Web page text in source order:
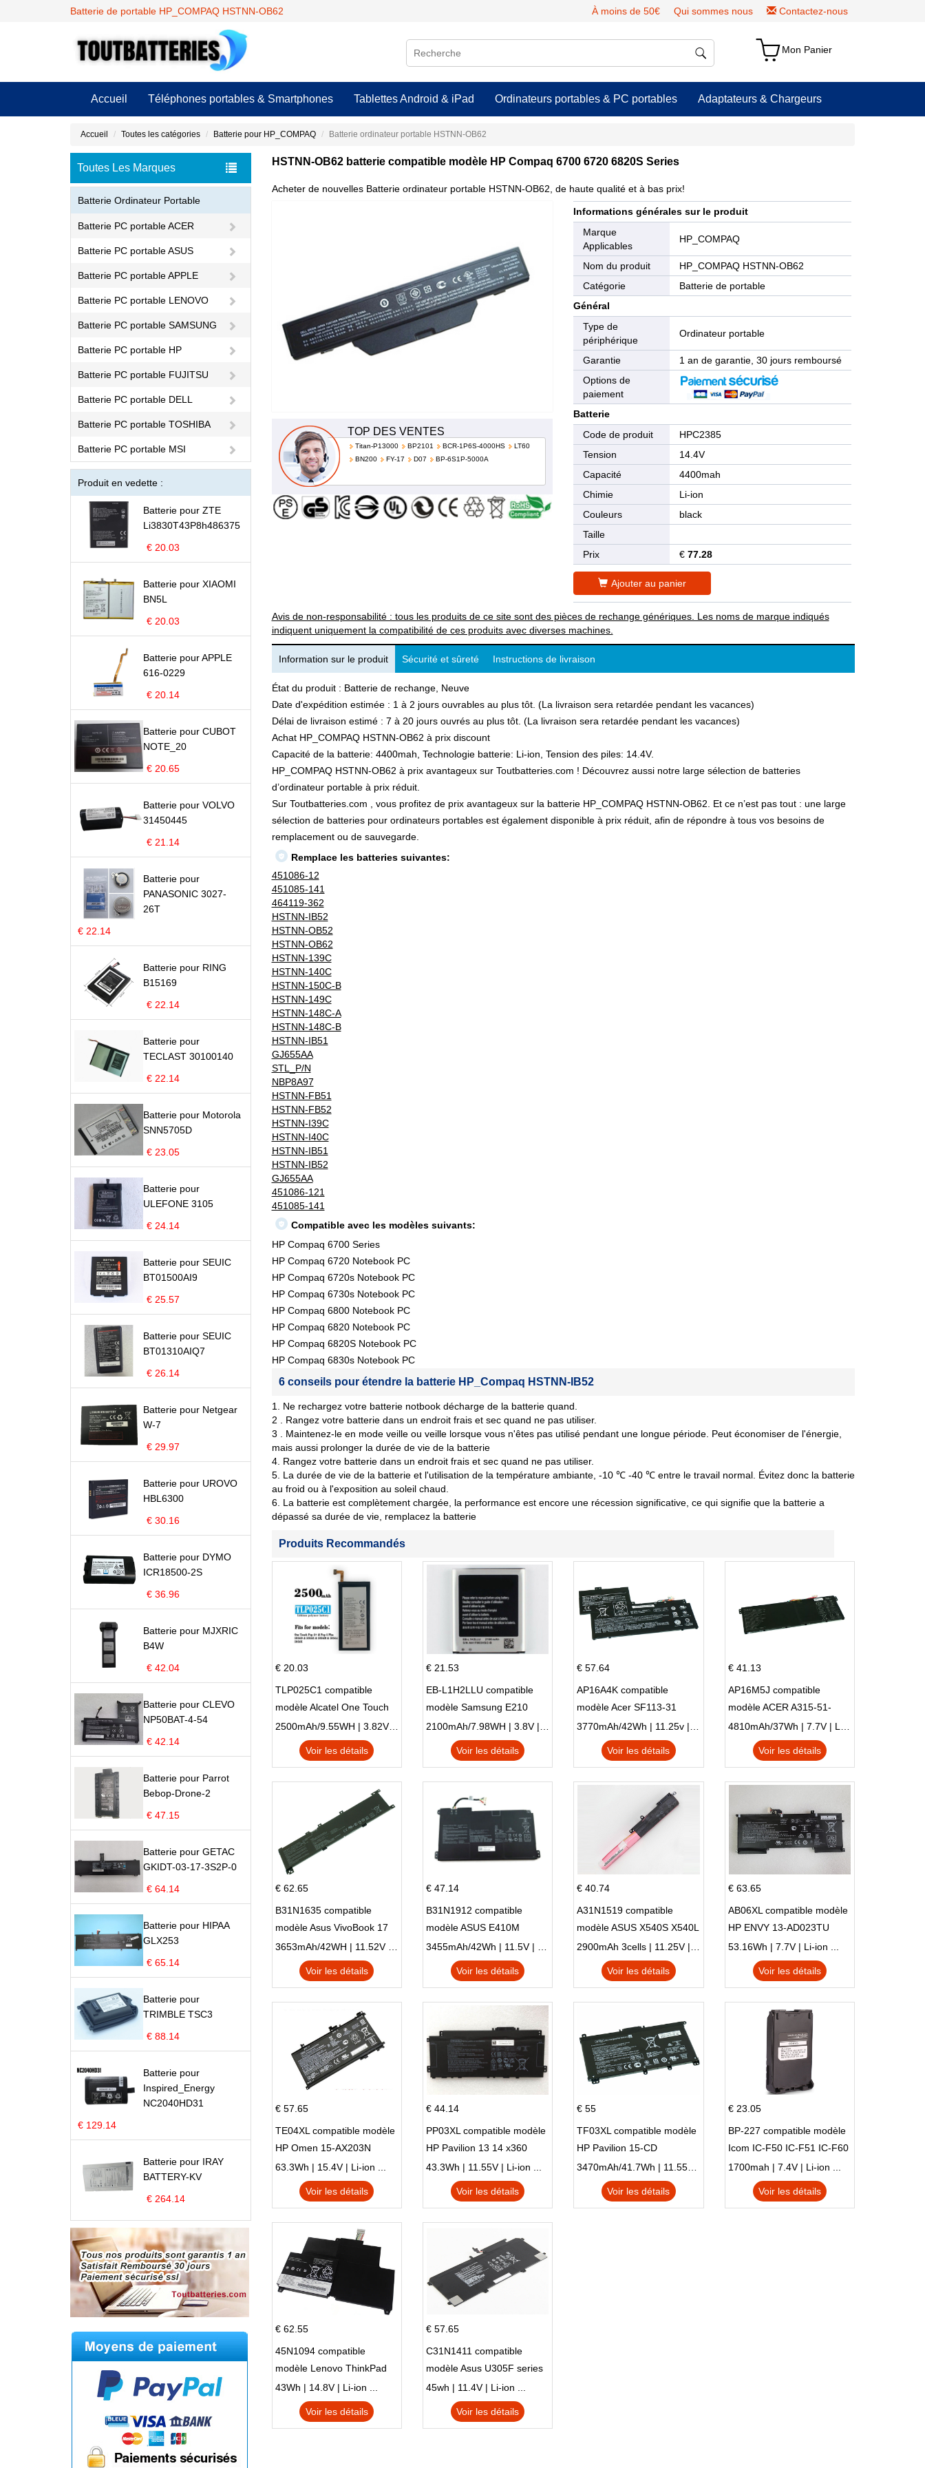
Batterie de portable HP_COMPAQ HSTNN-OB62 À moins de 50€ Qui sommes nous Contactez-nous
Mon Panier
Accueil Téléphones portables & Smartphones Tablettes Android & iPad Ordinateurs portables & PC portables Adaptateurs & Chargeurs
Accueil Toutes les catégories Batterie pour HP_COMPAQ Batterie ordinateur portable HSTNN-OB62
Toutes Les Marques
Batterie Ordinateur Portable
Batterie PC portable ACER
Batterie PC portable ASUS
Batterie PC portable APPLE
Batterie PC portable LENOVO
Batterie PC portable SAMSUNG
Batterie PC portable HP
Batterie PC portable FUJITSU
Batterie PC portable DELL
Batterie PC portable TOSHIBA
Batterie PC portable MSI
Produit en vedette :
Batterie pour ZTE
Li3830T43P8h486375
€ 20.03
Batterie pour XIAOMI
BN5L
€ 20.03
Batterie pour APPLE
616-0229
€ 20.14
Batterie pour CUBOT
NOTE_20
€ 20.65
Batterie pour VOLVO
31450445
€ 21.14
Batterie pour
PANASONIC 3027-
26T
€ 22.14
Batterie pour RING
B15169
€ 22.14
Batterie pour
TECLAST 30100140
€ 22.14
Batterie pour Motorola
SNN5705D
€ 23.05
Batterie pour
ULEFONE 3105
€ 24.14
Batterie pour SEUIC
BT01500AI9
€ 25.57
Batterie pour SEUIC
BT01310AIQ7
€ 26.14
Batterie pour Netgear
W-7
€ 29.97
Batterie pour UROVO
HBL6300
€ 30.16
Batterie pour DYMO
ICR18500-2S
€ 36.96
Batterie pour MJXRIC
B4W
€ 42.04
Batterie pour CLEVO
NP50BAT-4-54
€ 42.14
Batterie pour Parrot
Bebop-Drone-2
€ 47.15
Batterie pour GETAC
GKIDT-03-17-3S2P-0
€ 64.14
Batterie pour HIPAA
GLX253
€ 65.14
Batterie pour
TRIMBLE TSC3
€ 88.14
Batterie pour
Inspired_Energy
NC2040HD31
€ 129.14
Batterie pour IRAY
BATTERY-KV
€ 264.14
HSTNN-OB62 batterie compatible modèle HP Compaq 6700 6720 6820S Series
Acheter de nouvelles Batterie ordinateur portable HSTNN-OB62, de haute qualité et à bas prix!
TOP DES VENTES
Titan-P13000 BP2101 BCR-1P6S-4000HS
LT60
BN200
FY-17 D07 BP-6S1P-5000A
Informations générales sur le produit
Marque
Applicables
HP_COMPAQ
Nom du produit
HP_COMPAQ HSTNN-OB62
Catégorie
Batterie de portable
Général
Type de
périphérique
Ordinateur portable
Garantie
1 an de garantie, 30 jours remboursé
Options de
paiement
Batterie
Code de produit
HPC2385
Tension
14.4V
Capacité
4400mah
Chimie
Li-ion
Couleurs
black
Taille
Prix
€77.28
Ajouter au panier
Avis de non-responsabilité : tous les produits de ce site sont des pièces de rechange génériques. Les noms de marque indiqués
indiquent uniquement la compatibilité de ces produits avec diverses machines.
Information sur le produit Sécurité et sûreté Instructions de livraison
État du produit : Batterie de rechange, Neuve
Date d'expédition estimée : 1 à 2 jours ouvrables au plus tôt. (La livraison sera retardée pendant les vacances)
Délai de livraison estimé : 7 à 20 jours ouvrés au plus tôt. (La livraison sera retardée pendant les vacances)
Achat HP_COMPAQ HSTNN-OB62 à prix discount
Capacité de la batterie: 4400mah, Technologie batterie: Li-ion, Tension des piles: 14.4V.
HP_COMPAQ HSTNN-OB62 à prix avantageux sur Toutbatteries.com ! Découvrez aussi notre large sélection de batteries
d’ordinateur portable à prix réduit.
Sur Toutbatteries.com , vous profitez de prix avantageux sur la batterie HP_COMPAQ HSTNN-OB62. Et ce n’est pas tout : une large
sélection de batteries pour ordinateurs portables est également disponible à prix réduit, afin de répondre à tous vos besoins de
remplacement ou de sauvegarde.
Remplace les batteries suivantes:
451086-12
451085-141
464119-362
HSTNN-IB52
HSTNN-OB52
HSTNN-OB62
HSTNN-139C
HSTNN-140C
HSTNN-150C-B
HSTNN-149C
HSTNN-148C-A
HSTNN-148C-B
HSTNN-IB51
GJ655AA
STL_P/N
NBP8A97
HSTNN-FB51
HSTNN-FB52
HSTNN-I39C
HSTNN-I40C
HSTNN-IB51
HSTNN-IB52
GJ655AA
451086-121
451085-141
Compatible avec les modèles suivants:
HP Compaq 6700 Series
HP Compaq 6720 Notebook PC
HP Compaq 6720s Notebook PC
HP Compaq 6730s Notebook PC
HP Compaq 6800 Notebook PC
HP Compaq 6820 Notebook PC
HP Compaq 6820S Notebook PC
HP Compaq 6830s Notebook PC
6 conseils pour étendre la batterie HP_Compaq HSTNN-IB52
1. Ne rechargez votre batterie notbook décharge de la batterie quand.
2 . Rangez votre batterie dans un endroit frais et sec quand ne pas utiliser.
3 . Maintenez-le en mode veille ou veille lorsque vous n'êtes pas utilisé pendant une longue période. Peut économiser de l'énergie,
mais aussi prolonger la durée de vie de la batterie
4. Rangez votre batterie dans un endroit frais et sec quand ne pas utiliser.
5. La durée de vie de la batterie et l'utilisation de la température ambiante, -10 ℃ -40 ℃ entre le travail normal. Évitez donc la batterie
au froid ou à l'exposition au soleil chaud.
6. La batterie est complètement chargée, la performance est encore une récession significative, ce qui signifie que la batterie a
dépassé sa durée de vie, remplacez la batterie
Produits Recommandés
€ 20.03
TLP025C1 compatible
modèle Alcatel One Touch
Pop 4 Plus OT-5056D
2500mAh/9.55WH | 3.82V | Li-ion ...
Voir les détails
€ 21.53
EB-L1H2LLU compatible
modèle Samsung E210
E210K i939
Voir les détails
€ 57.64
AP16A4K compatible
modèle Acer SF113-31
AO1-132 NE132
Voir les détails
€ 41.13
AP16M5J compatible
modèle ACER A315-51-
51SL N17Q1 SERIES
Voir les détails
€ 62.65
B31N1635 compatible
modèle Asus VivoBook 17
X705NC X705UA X705UV
X705UN X705UD
Voir les détails
€ 47.14
B31N1912 compatible
modèle ASUS E410M
E410MA L410MA
Voir les détails
€ 40.74
A31N1519 compatible
modèle ASUS X540S X540L
X540LA-SI302 X540SA
X540S
Voir les détails
€ 63.65
AB06XL compatible modèle
HP ENVY 13-AD023TU
HSTNN-DB8C 921438-855
TPN-I128
53.16Wh | 7.7V | Li-ion ...
Voir les détails
€ 57.65
TE04XL compatible modèle
HP Omen 15-AX203N
Omen 15 Series Pavilion 15
Series
63.3Wh | 15.4V | Li-ion ...
Voir les détails
€ 44.14
PP03XL compatible modèle
HP Pavilion 13 14 x360
L83388-AC1 L83388-421
HSTNN-LB8S M01118-421
M01144-005 13-BB 14-DV
43.3Wh | 11.55V | Li-ion ...
Voir les détails
€ 55
TF03XL compatible modèle
HP Pavilion 15-CD
Voir les détails
€ 23.05
BP-227 compatible modèle
Icom IC-F50 IC-F51 IC-F60
IC-F61 IC-M87
1700mah | 7.4V | Li-ion ...
Voir les détails
€ 62.55
45N1094 compatible
modèle Lenovo ThinkPad
Edge S230u Twist
43Wh | 14.8V | Li-ion ...
Voir les détails
€ 57.65
C31N1411 compatible
modèle Asus U305F series
45wh | 11.4V | Li-ion ...
Voir les détails